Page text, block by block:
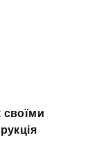
своїми